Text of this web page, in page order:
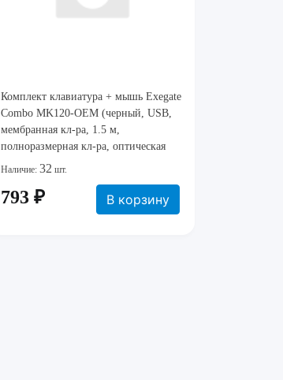
Комплект клавиатура + мышь Exegate
Combo MK120-OEM (черный, USB,
мембранная кл-ра, 1.5 м,
полноразмерная кл-ра, оптическая
1000dpi) EX287139RUS
Наличие: 32 шт.
793 ₽ В корзину